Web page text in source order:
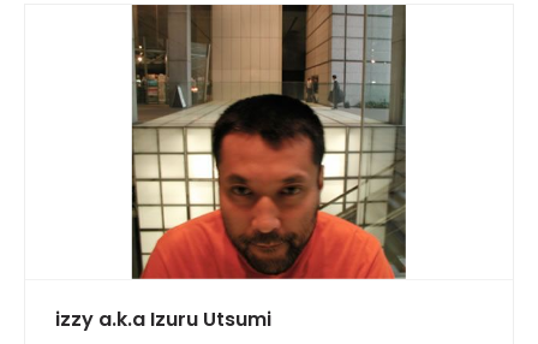
izzy a.k.a Izuru Utsumi